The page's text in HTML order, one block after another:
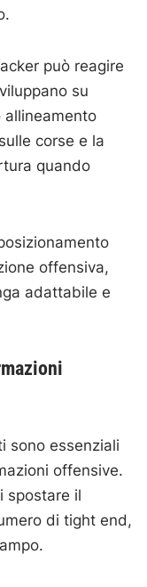
può reagire
su
allineamento
corse e la
quando
offensiva,
adattabile e
sono essenziali
offensive.
spostare il
di tight end,